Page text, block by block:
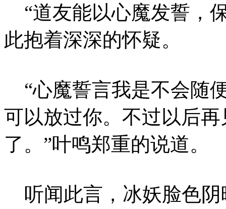
“道友能以心魔发誓，
此抱着深深的怀疑。
“心魔誓言我是不会随
可以放过你。不过以后
了。”叶鸣郑重的说道。
听闻此言，冰妖脸色阴